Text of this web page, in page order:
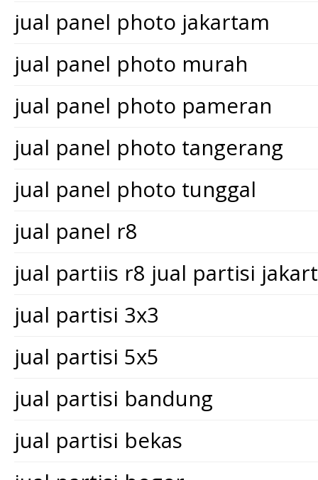
jual panel photo jakartam
jual panel photo murah
jual panel photo pameran
jual panel photo tangerang
jual panel photo tunggal
jual panel r8
jual partiis r8 jual partisi
jual partisi 3x3
jual partisi 5x5
jual partisi bandung
jual partisi bekas